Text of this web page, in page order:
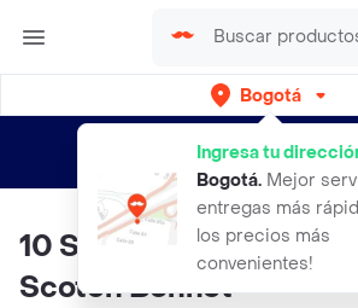
Bogotá
Ingresa tu
Bogotá. Mejor
entregas más
los precios más
convenientes!
envíos gratis por semanas
10 Semillas Orgánicas
Scotch Bonnet